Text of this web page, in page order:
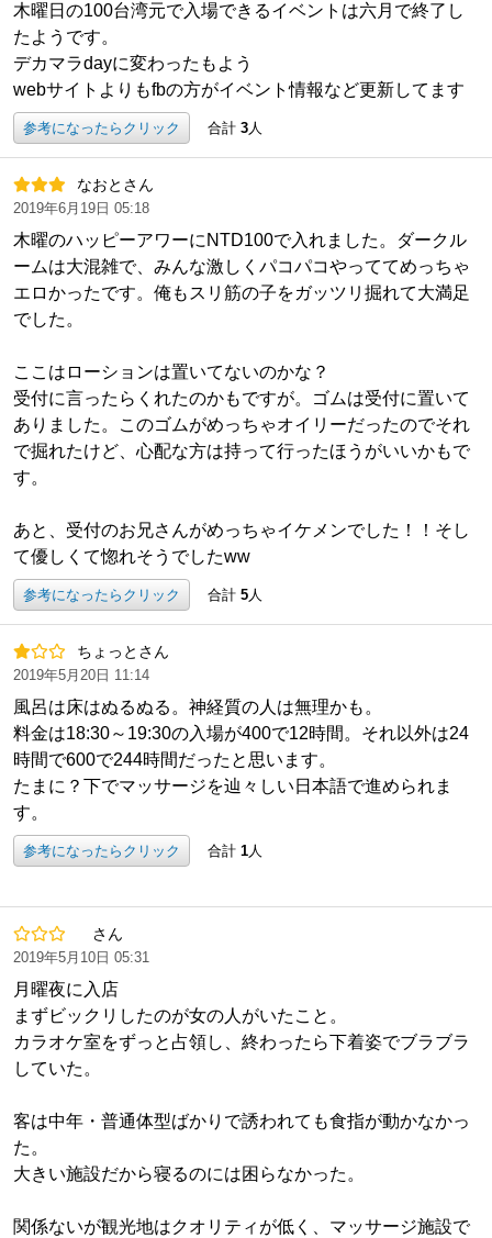
木曜日の100台湾元で入場できるイベントは六月で終了し
たようです。
デカマラdayに変わったもよう
webサイトよりもfbの方がイベント情報など更新してます
参考になったらクリック 合計 3人
なおとさん
2019年6月19日 05:18
木曜のハッピーアワーにNTD100で入れました。ダークル
ームは大混雑で、みんな激しくパコパコやっててめっちゃ
エロかったです。俺もスリ筋の子をガッツリ掘れて大満足
でした。
ここはローションは置いてないのかな？
受付に言ったらくれたのかもですが。ゴムは受付に置いて
ありました。このゴムがめっちゃオイリーだったのでそれ
で掘れたけど、心配な方は持って行ったほうがいいかもで
す。
あと、受付のお兄さんがめっちゃイケメンでした！！そし
て優しくて惚れそうでしたww
参考になったらクリック 合計 5人
ちょっとさん
2019年5月20日 11:14
風呂は床はぬるぬる。神経質の人は無理かも。
料金は18:30～19:30の入場が400で12時間。それ以外は24
時間で600で244時間だったと思います。
たまに？下でマッサージを辿々しい日本語で進められま
す。
参考になったらクリック 合計 1人
さん
2019年5月10日 05:31
月曜夜に入店
まずビックリしたのが女の人がいたこと。
カラオケ室をずっと占領し、終わったら下着姿でブラブラ
していた。
客は中年・普通体型ばかりで誘われても食指が動かなかっ
た。
大きい施設だから寝るのには困らなかった。
関係ないが観光地はクオリティが低く、マッサージ施設で